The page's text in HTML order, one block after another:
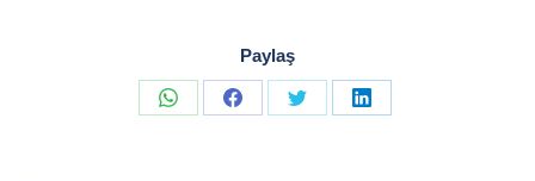
Paylaş
Share
Share
Share
Share